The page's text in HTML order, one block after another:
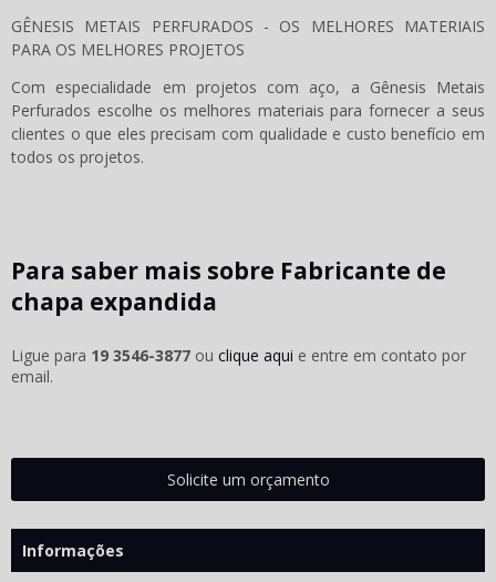
GÊNESIS METAIS PERFURADOS - OS MELHORES MATERIAIS
PARA OS MELHORES PROJETOS
Com especialidade em projetos com aço, a Gênesis Metais
Perfurados escolhe os melhores materiais para fornecer a seus
clientes o que eles precisam com qualidade e custo benefício em
todos os projetos.
Para saber mais sobre Fabricante de
chapa expandida
Ligue para 19 3546-3877 ou clique aqui e entre em contato por
email.
Solicite um orçamento
Informações